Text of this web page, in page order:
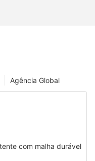
Agência Global